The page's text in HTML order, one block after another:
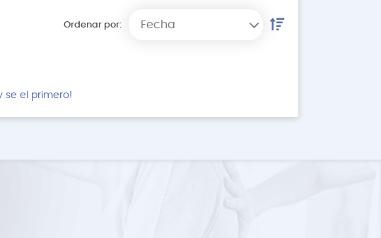
Ordenar por: Fecha
se el primero!